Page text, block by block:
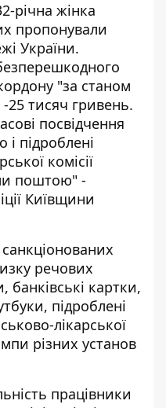
річна жінка
пропонували
України.
"за станом
25 тисяч гривень.
посвідчення
і підроблені
комісії
поштою" -
Київщини
речових
банківські картки,
підроблені
лікарської
різних установ
працівники